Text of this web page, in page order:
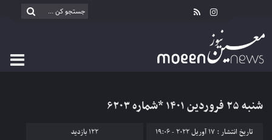
شنبه ۲۵ فروردین ۱۴۰۱ *شماره ۶۲۰۳
تاریخ انتشار : 17 آوریل 2022 - 19:06 122 بازدید